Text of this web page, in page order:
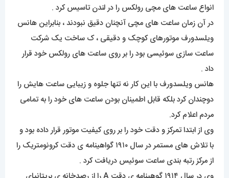
انواع ساعت های مچی رولکس را در لندن تاسیس کرد .
در آن زمان ساعت های مچی آنچنان دقیق نبودند ، بنابراین هانس
ویلسدورف موتورهای کوچک و دقیقی ، ک ساخت یک شرکت
ساعت سازی سوئیسی بود را بر روی ساعت های رولکس خود قرار
داد .
هانس ویلسدورف با این کار نه تنها جلوه و زیبایی ساعت هایش را
دوچندان کرد بلکه قابل اطمینان بودن ساعت های خود را به تمامی
مردم اعلام کرد.
وی از ابتدا تمرکز و دقت خود را بر روی کیفیت موتور قرار داده بود و
با تلاش های مستمر در سال ۱۹۱۰ گواهینامه ی دقت کرونومتریک را
از مرکز رتبه بندی ساعت سوئیس دریافت کرد .